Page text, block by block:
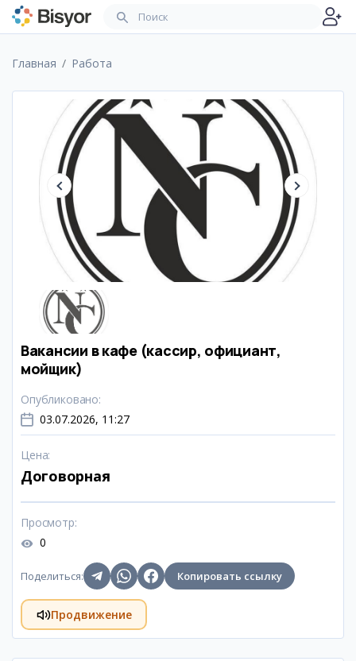
Главная Работа
Вакансии в кафе (кассир, официант,
мойщик)
Опубликовано:
03.07.2026, 11:27
Цена:
Договорная
Просмотр:
0
Поделиться: Копировать ссылку
Продвижение